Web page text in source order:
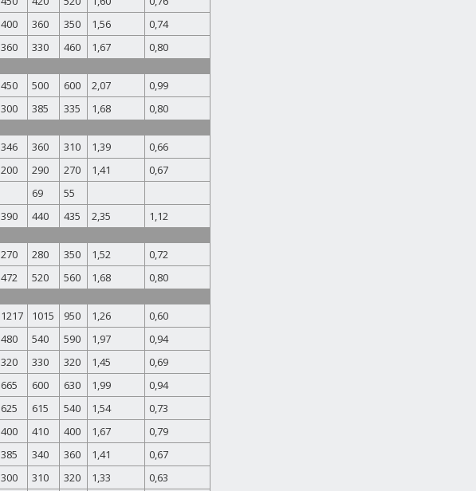
400 360 350 1,56
0,74
360 330 460 1,67
0,80
450 500 600 2,07
0,99
300 385 335 1,68
0,80
346 360 310 1,39
0,66
200 290 270 1,41
0,67
69
55
390 440 435 2,35
1,12
270 280 350 1,52
0,72
472 520 560 1,68
0,80
1217 1015 950 1,26
0,60
480 540 590 1,97
0,94
320 330 320 1,45
0,69
665 600 630 1,99
0,94
625 615 540 1,54
0,73
400 410 400 1,67
0,79
385 340 360 1,41
0,67
300 310 320 1,33
0,63